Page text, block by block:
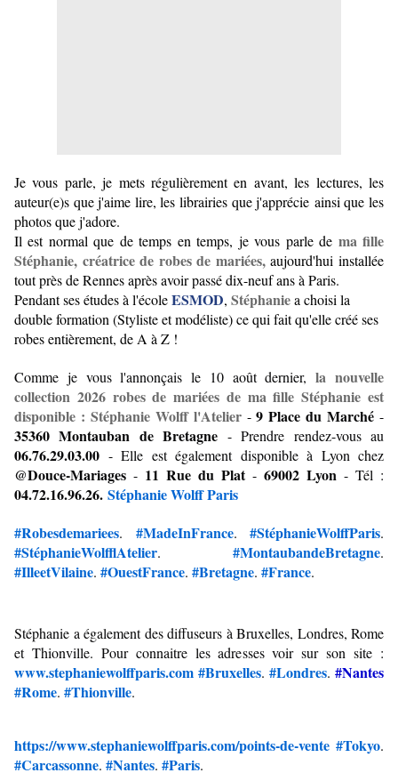
Je vous parle, je mets régulièrement en avant, les lectures, les
auteur(e)s que j'aime lire, les librairies que j'apprécie ainsi que les
photos que j'adore.
Il est normal que de temps en temps, je vous parle de ma fille
Stéphanie, créatrice de robes de mariées,aujourd'hui installée
tout près de Rennes après avoir passé dix-neuf ans à Paris.
Pendant ses études à l'écoleESMOD, Stéphaniea choisi la
double formation (Styliste et modéliste) ce qui fait qu'elle créé ses
robes entièrement, de A à Z !
Comme je vous l'annonçais le 10 août dernier, la nouvelle
collection 2026 robes de mariées de ma fille Stéphanie est
disponible : Stéphanie Wolff l'Atelier - 9 Place du Marché
35360 Montauban de Bretagne
06.76.29.03.00
@Douce-Mariages - 11 Rue du Plat - 69002 Lyon
04.72.16.96.26. Stéphanie Wolff Paris
#Robesdemariees. #MadeInFrance. #StéphanieWolffParis
#StéphanieWolfflAtelier. #MontaubandeBretagne
#IlleetVilaine. #OuestFrance. #Bretagne. #France.
Stéphanie a également des diffuseurs à Bruxelles, Londres, Rome
www.stephaniewolffparis.com #Bruxelles. #Londres. #Nantes
#Rome. #Thionville.
https://www.stephaniewolffparis.com/points-de-vente #Tokyo
#Carcassonne. #Nantes. #Paris.